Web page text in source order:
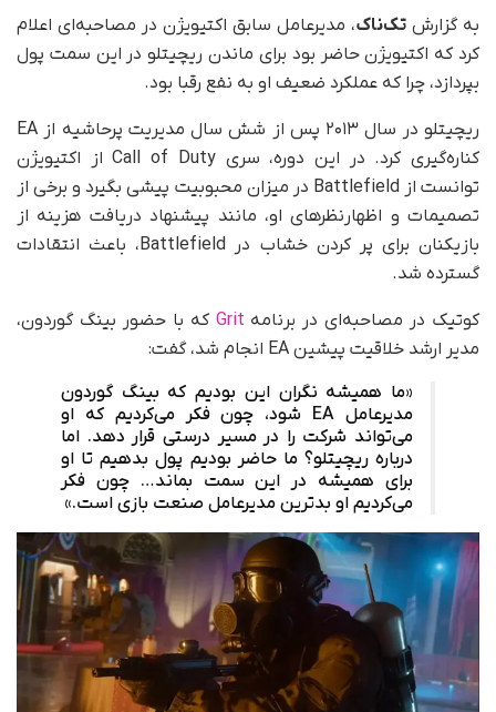
به گزارش تک‌ناک، مدیرعامل سابق اکتیویژن در مصاحبه‌ای اعلام
کرد که اکتیویژن حاضر بود برای ماندن ریچیتلو در این سمت پول
بپردازد، چرا که عملکرد ضعیف او به نفع رقبا بود.
ریچیتلو در سال ۲۰۱۳ پس از شش سال مدیریت پرحاشیه از EA
کناره‌گیری کرد. در این دوره، سری Call of Duty از اکتیویژن
توانست از Battlefield در میزان محبوبیت پیشی بگیرد و برخی از
تصمیمات و اظهارنظرهای او، مانند پیشنهاد دریافت هزینه از
بازیکنان برای پر کردن خشاب در Battlefield، باعث انتقادات
گسترده شد.
کوتیک در مصاحبه‌ای در برنامه Grit که با حضور بینگ گوردون،
مدیر ارشد خلاقیت پیشین EA انجام شد، گفت:
«ما همیشه نگران این بودیم که بینگ گوردون
مدیرعامل EA شود، چون فکر می‌کردیم که او
می‌تواند شرکت را در مسیر درستی قرار دهد. اما
درباره ریچیتلو؟ ما حاضر بودیم پول بدهیم تا او
برای همیشه در این سمت بماند… چون فکر
می‌کردیم او بدترین مدیرعامل صنعت بازی است.»